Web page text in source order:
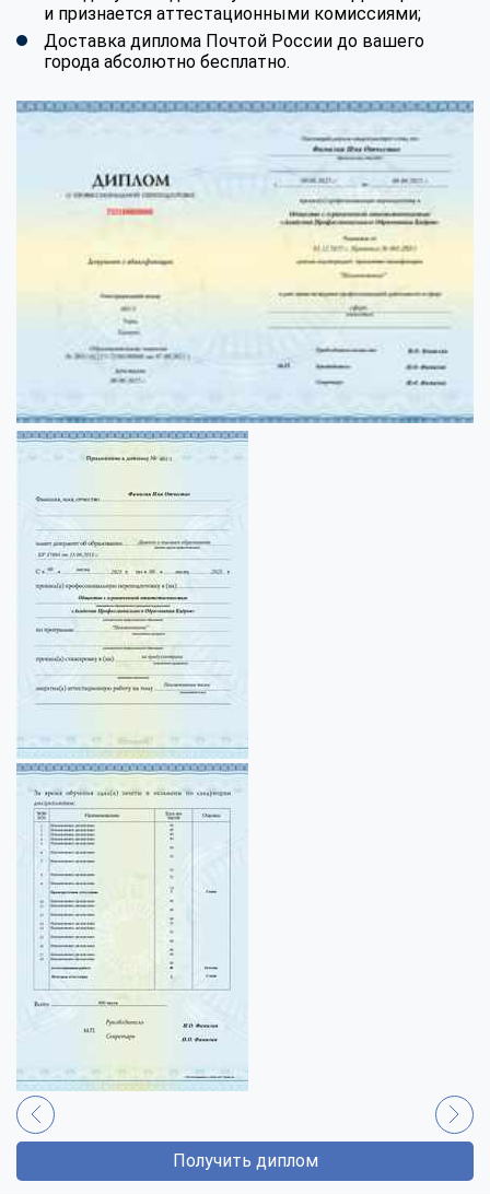
и признается аттестационными комиссиями;
Доставка диплома Почтой России до вашего
города абсолютно бесплатно.
Получить диплом